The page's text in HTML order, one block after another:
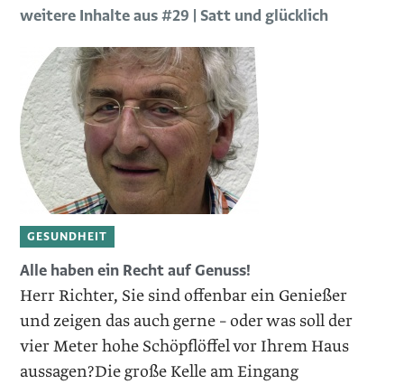
weitere Inhalte aus #29 | Satt und glücklich
GESUNDHEIT
Alle haben ein Recht auf Genuss!
Herr Richter, Sie sind offenbar ein Genießer
und zeigen das auch gerne – oder was soll der
vier Meter hohe Schöpflöffel vor Ihrem Haus
aussagen?Die große Kelle am Eingang